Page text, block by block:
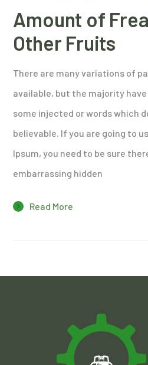
Amount of
Other Fruits
There are many variations of
available, but the majority
some injected or words which
believable. If you are going to
Ipsum, you need to be sure
embarrassing hidden
Read More